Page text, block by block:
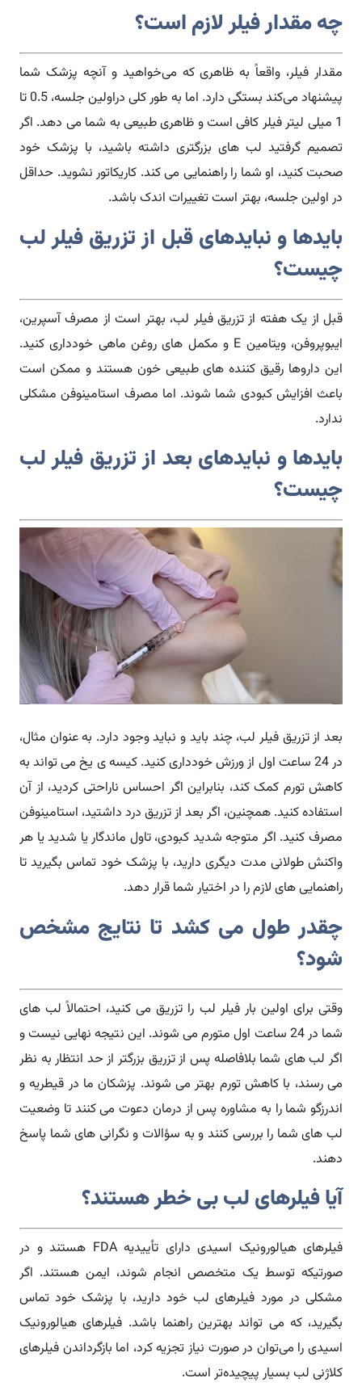
چهمقدار فیلر لازم است؟
مقدار فیلر، واقعاً به ظاهری که می‌خواهید و آنچه پزشک شما
پیشنهاد می‌کند بستگی دارد. اما به طور کلی دراولین جلسه، 0.5 تا
1 میلی لیتر فیلر کافی است و ظاهری طبیعی به شما می دهد. اگر
تصمیم گرفتید لب های بزرگتری داشته باشید، با پزشک خود
صحبت کنید، او شما را راهنمایی می کند. کاریکاتور نشوید. حداقل
در اولین جلسه، بهتر است تغییرات اندک باشد.
بایدها و نبایدهای قبل از تزریق فیلر لب
چیست؟
قبل از یک هفته از تزریق فیلر لب، بهتر است از مصرف آسپرین،
ایبوپروفن، ویتامین E و مکمل های روغن ماهی خودداری کنید.
این داروها رقیق کننده های طبیعی خون هستند و ممکن است
باعث افزایش کبودی شما شوند. اما مصرف استامینوفن مشکلی
ندارد.
بایدها و نبایدهای بعد از تزریق فیلر لب
چیست؟
بعد از تزریق فیلر لب، چند باید و نباید وجود دارد. به عنوان مثال،
در 24 ساعت اول از ورزش خودداری کنید. کیسه ی یخ می تواند به
کاهش تورم کمک کند، بنابراین اگر احساس ناراحتی کردید، از آن
استفاده کنید. همچنین، اگر بعد از تزریق درد داشتید، استامینوفن
مصرف کنید. اگر متوجه شدید کبودی، تاول ماندگار یا شدید یا هر
واکنش طولانی مدت دیگری دارید، با پزشک خود تماس بگیرید تا
راهنمایی های لازم را در اختیار شما قرار دهد.
چقدر طول می کشد تا نتایج مشخص
شود؟
وقتی برای اولین بار فیلر لب را تزریق می کنید، احتمالاً لب های
شما در 24 ساعت اول متورم می شوند. این نتیجه نهایی نیست و
اگر لب های شما بلافاصله پس از تزریق بزرگتر از حد انتظار به نظر
می رسند، با کاهش تورم بهتر می شوند. پزشکان ما در قیطریه و
اندرزگو شما را به مشاوره پس از درمان دعوت می کنند تا وضعیت
لب های شما را بررسی کنند و به سؤالات و نگرانی های شما پاسخ
دهند.
آیا فیلرهای لب بی خطر هستند؟
فیلرهای هیالورونیک اسیدی دارای تأییدیه FDA هستند و در
صورتیکه توسط یک متخصص انجام شوند، ایمن هستند. اگر
مشکلی در مورد فیلرهای لب خود دارید، با پزشک خود تماس
بگیرید، که می تواند بهترین راهنما باشد. فیلرهای هیالورونیک
اسیدی را می‌توان در صورت نیاز تجزیه کرد، اما بازگرداندن فیلرهای
کلاژنی لب بسیار پیچیده‌تر است.